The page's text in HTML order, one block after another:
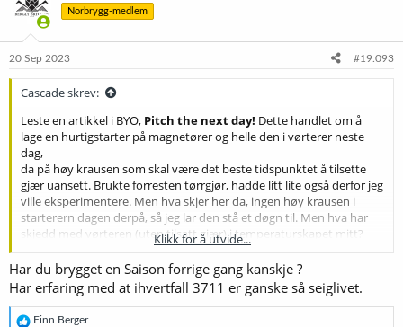
Norbrygg-medlem
20 Sep 2023 #19.093
Cascade skrev:
Leste en artikkel i BYO, Pitch the next day! Dette handlet om å
lage en hurtigstarter på magnetører og helle den i vørterer neste
dag,
da på høy krausen som skal være det beste tidspunktet å tilsette
gjær uansett. Brukte forresten tørrgjør, hadde litt lite også derfor jeg
ville eksperimentere. Men hva skjer her da, ingen høy krausen i
starterern dagen derpå, så jeg lar den stå et døgn til. Men hva har
skjedd med vørteren (uten tilsatt gjær) i temperaturskapet mitt?
Joda, kjempehøy krausen og OG har falt flere poeng. Hvordan er
dette mulig? Gjæret her i Fermzilla med filter på slangen, kan det ha
ligget gjær fra tidligere som har våknet til liv i filteret? Jeg vasker og
desinfiserer nøye mellom hvert brygg.. Synes det var litt rart det
her..
Klikk for å utvide...
Har du brygget en Saison forrige gang kanskje ?
Har erfaring med at ihvertfall 3711 er ganske så seiglivet.
R
Finn Berger